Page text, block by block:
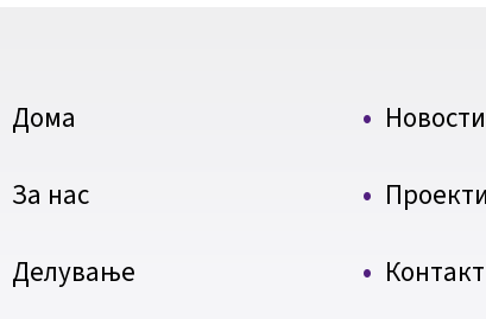
Дома
За нас
Делување
Новости
Контакт